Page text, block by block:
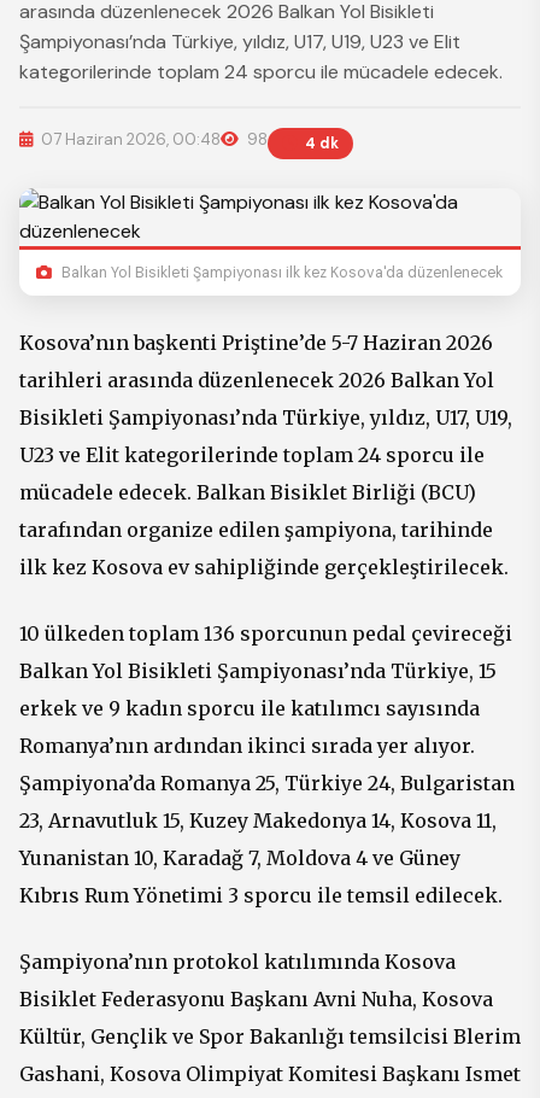
arasında düzenlenecek 2026 Balkan Yol Bisikleti
Şampiyonası’nda Türkiye, yıldız, U17, U19, U23 ve Elit
kategorilerinde toplam 24 sporcu ile mücadele edecek.
07 Haziran 2026, 00:48 98 4 dk
Balkan Yol Bisikleti Şampiyonası ilk kez Kosova'da düzenlenecek
Kosova’nın başkenti Priştine’de 5-7 Haziran 2026
tarihleri arasında düzenlenecek 2026 Balkan Yol
Bisikleti Şampiyonası’nda Türkiye, yıldız, U17, U19,
U23 ve Elit kategorilerinde toplam 24 sporcu ile
mücadele edecek. Balkan Bisiklet Birliği (BCU)
tarafından organize edilen şampiyona, tarihinde
ilk kez Kosova ev sahipliğinde gerçekleştirilecek.
10 ülkeden toplam 136 sporcunun pedal çevireceği
Balkan Yol Bisikleti Şampiyonası’nda Türkiye, 15
erkek ve 9 kadın sporcu ile katılımcı sayısında
Romanya’nın ardından ikinci sırada yer alıyor.
Şampiyona’da Romanya 25, Türkiye 24, Bulgaristan
23, Arnavutluk 15, Kuzey Makedonya 14, Kosova 11,
Yunanistan 10, Karadağ 7, Moldova 4 ve Güney
Kıbrıs Rum Yönetimi 3 sporcu ile temsil edilecek.
Şampiyona’nın protokol katılımında Kosova
Bisiklet Federasyonu Başkanı Avni Nuha, Kosova
Kültür, Gençlik ve Spor Bakanlığı temsilcisi Blerim
Gashani, Kosova Olimpiyat Komitesi Başkanı Ismet